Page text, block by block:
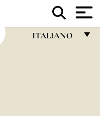
ITALIANO